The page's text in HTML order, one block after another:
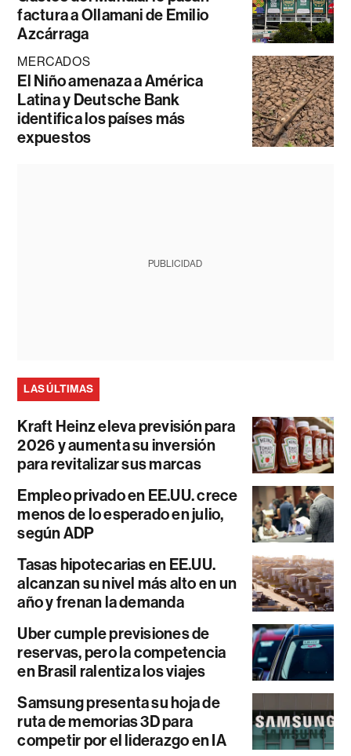
factura a Ollamani de Emilio
Azcárraga
MERCADOS
El Niño amenaza a América
Latina y Deutsche Bank
identifica los países más
expuestos
PUBLICIDAD
LAS ÚLTIMAS
Kraft Heinz eleva previsión para
2026 y aumenta su inversión
para revitalizar sus marcas
Empleo privado en EE.UU. crece
menos de lo esperado en julio,
según ADP
Tasas hipotecarias en EE.UU.
alcanzan su nivel más alto en un
año y frenan la demanda
Uber cumple previsiones de
reservas, pero la competencia
en Brasil ralentiza los viajes
Samsung presenta su hoja de
ruta de memorias 3D para
competir por el liderazgo en IA